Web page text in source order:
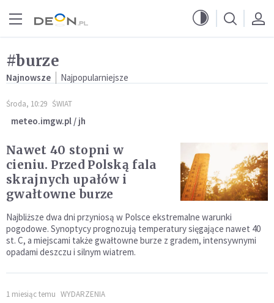
#burze
Najnowsze Najpopularniejsze
Środa, 10:29 ŚWIAT
meteo.imgw.pl / jh
Nawet 40 stopni w
cieniu. Przed Polską fala
skrajnych upałów i
gwałtowne burze
Najbliższe dwa dni przyniosą w Polsce ekstremalne warunki
pogodowe. Synoptycy prognozują temperatury sięgające nawet 40
st. C, a miejscami także gwałtowne burze z gradem, intensywnymi
opadami deszczu i silnym wiatrem.
1 miesiąc temu WYDARZENIA